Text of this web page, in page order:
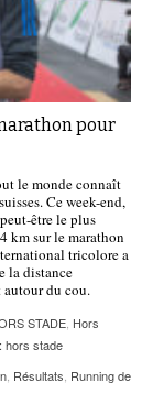
pour
le monde connaît
Ce week-end,
être le plus
km sur le marathon
tricolore a
la distance
du cou.
STADE Hors
hors stade
Résultats Running de